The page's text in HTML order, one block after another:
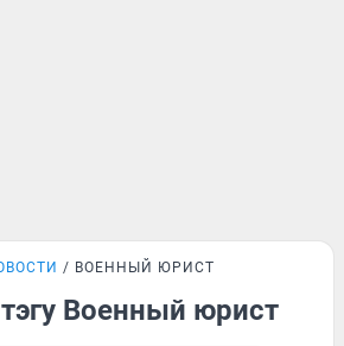
ВОЕННЫЙ ЮРИСТ
Военный юрист